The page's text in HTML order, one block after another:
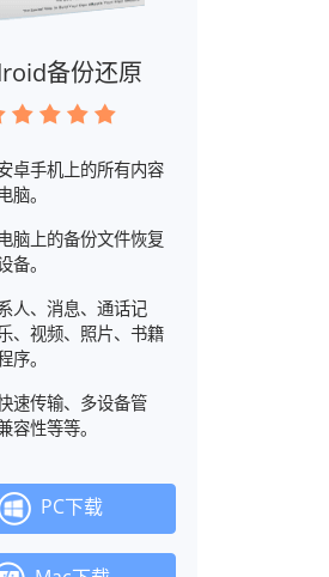
备份还原
卓手机上的所有内容
脑。
脑上的备份文件恢复
备。
人、消息、通话记
、视频、照片、书籍
序。
速传输、多设备管
容性等等。
PC下载